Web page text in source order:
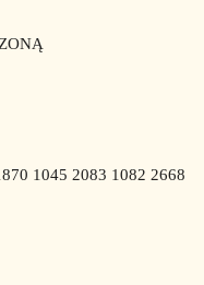
1045 2083 1082 2668